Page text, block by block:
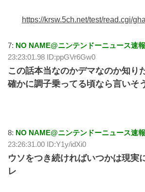
https://krsw.5ch.net/test/read.cgi/
7: NO NAME@ニンテンドーニュース速報
23:23:01.98 ID:ppGVr6Gw0
この話本当なのかデマなのか知り
確かに調子乗ってる頃なら言いそ
8: NO NAME@ニンテンドーニュース速報
23:26:31.00 ID:Y1y/idXi0
ウソをつき続ければいつかは現実
レ